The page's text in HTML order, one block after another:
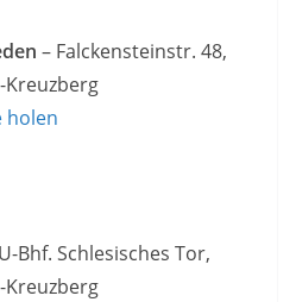
– Falckensteinstr. 48,
Kreuzberg
holen
Bhf. Schlesisches Tor,
Kreuzberg